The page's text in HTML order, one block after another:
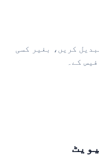
کریں، بغیر کسی
کے۔